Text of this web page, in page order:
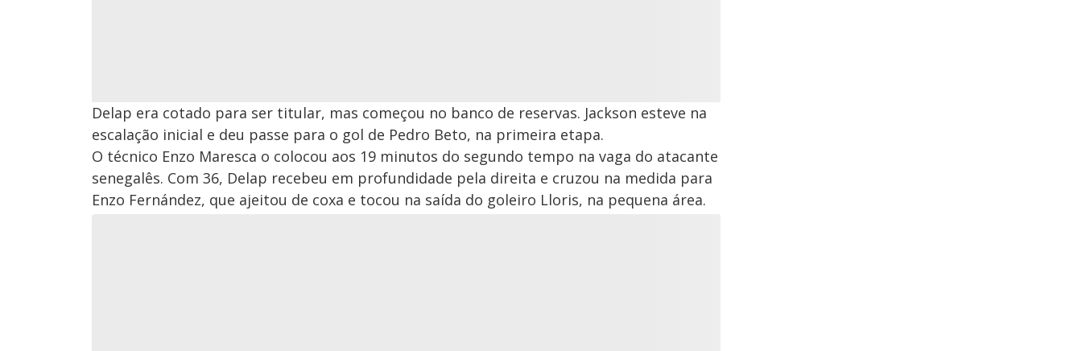
Delap era cotado para ser titular, mas começou no banco de reservas. Jackson esteve na
escalação inicial e deu passe para o gol de Pedro Beto, na primeira etapa.
O técnico Enzo Maresca o colocou aos 19 minutos do segundo tempo na vaga do atacante
senegalês. Com 36, Delap recebeu em profundidade pela direita e cruzou na medida para
Enzo Fernández, que ajeitou de coxa e tocou na saída do goleiro Lloris, na pequena área.